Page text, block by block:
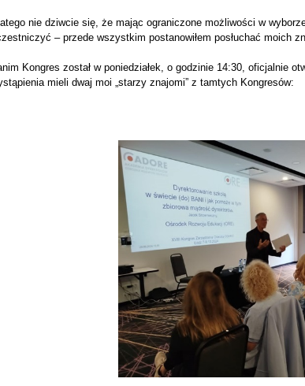
nie dziwcie się, że mając ograniczone możliwości w
– przede wszystkim postanowiłem posłuchać moich
Kongres został w poniedziałek, o godzinie 14:30, oficjalnie
mieli dwaj moi „starzy znajomi” z tamtych Kongresów: